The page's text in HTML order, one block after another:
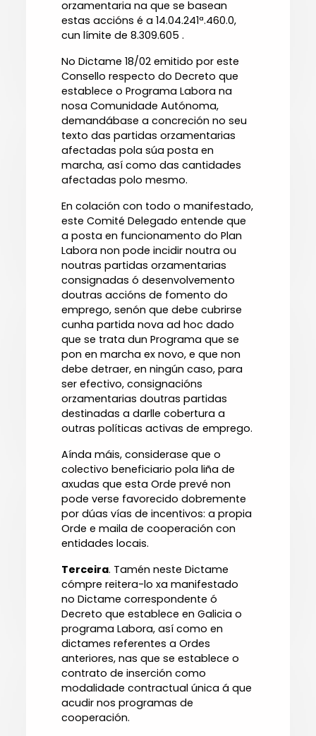
orzamentaria na que se basean
estas accións é a 14.04.241ª.460.0,
cun límite de 8.309.605 .
No Dictame 18/02 emitido por este
Consello respecto do Decreto que
establece o Programa Labora na
nosa Comunidade Autónoma,
demandábase a concreción no seu
texto das partidas orzamentarias
afectadas pola súa posta en
marcha, así como das cantidades
afectadas polo mesmo.
En colación con todo o manifestado,
este Comité Delegado entende que
a posta en funcionamento do Plan
Labora non pode incidir noutra ou
noutras partidas orzamentarias
consignadas ó desenvolvemento
doutras accións de fomento do
emprego, senón que debe cubrirse
cunha partida nova ad hoc dado
que se trata dun Programa que se
pon en marcha ex novo, e que non
debe detraer, en ningún caso, para
ser efectivo, consignacións
orzamentarias doutras partidas
destinadas a darlle cobertura a
outras políticas activas de emprego.
Aínda máis, considerase que o
colectivo beneficiario pola liña de
axudas que esta Orde prevé non
pode verse favorecido dobremente
por dúas vías de incentivos: a propia
Orde e maila de cooperación con
entidades locais.
Terceira. Tamén neste Dictame
cómpre reitera-lo xa manifestado
no Dictame correspondente ó
Decreto que establece en Galicia o
programa Labora, así como en
dictames referentes a Ordes
anteriores, nas que se establece o
contrato de inserción como
modalidade contractual única á que
acudir nos programas de
cooperación.